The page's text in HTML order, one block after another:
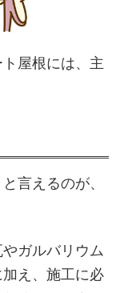
屋根には、主
言えるのが、
ガルバリウム
え、施工に必